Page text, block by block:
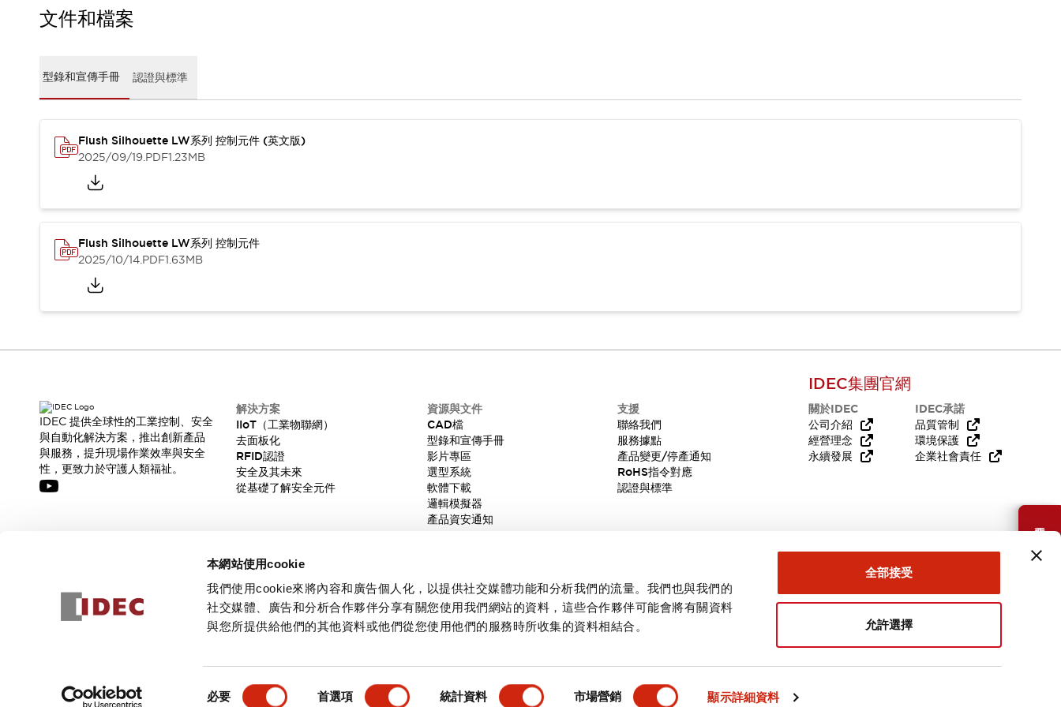
本網站使用cookie
我們使用cookie來將內容和廣告個人化，以提供社交媒體功能和分析我們的流量。我們也與我們的
社交媒體、廣告和分析合作夥伴分享有關您使用我們網站的資料，這些合作夥伴可能會將有關資料
與您所提供給他們的其他資料或他們從您使用他們的服務時所收集的資料相結合。
必要 首選項 統計資料 市場營銷 顯示詳細資料
全部接受
允許選擇
型錄和宣傳手冊
軟體下載
邏輯模擬器
產品資安通知
服務據點
產品變更/停產通知
需要幫助嗎？
文件和檔案
型錄和宣傳手冊 認證與標準
Flush Silhouette LW系列 控制元件 (英文版)
2025/09/19.PDF1.23MB
Flush Silhouette LW系列 控制元件
2025/10/14.PDF1.63MB
產品詳情 主要特點 規格 文件和檔案
IDEC 提供全球性的工業控制、安全
與自動化解決方案，推出創新產品
與服務，提升現場作業效率與安全
性，更致力於守護人類福祉。
解決方案
IIoT（工業物聯網）
去面板化
RFID認證
安全及其未來
從基礎了解安全元件
資源與文件
CAD檔
型錄和宣傳手冊
影片專區
選型系統
軟體下載
邏輯模擬器
產品資安通知
支援
聯絡我們
服務據點
產品變更/停產通知
RoHS指令對應
認證與標準
IDEC集團官網
關於IDEC
公司介紹
經營理念
永續發展
IDEC承諾
品質管制
環境保護
企業社會責任
訂閱
隱私權政策使用條款 台灣